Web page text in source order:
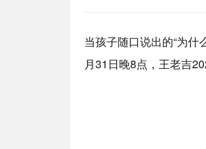
当孩子随口说出的“为
月31日晚8点，王老吉